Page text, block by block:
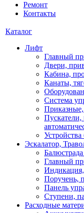
Ремонт
Контакты
Каталог
Лифт
Главный
Двери,
Кабина,
Канаты,
Система
Пускатели,
Устройства
Эскалатор,
Балюстрада
Главный
Индикация,
Поручень,
Панель
Ступени,
Расходные